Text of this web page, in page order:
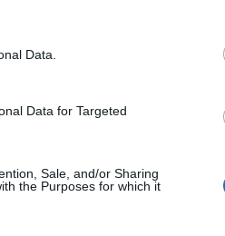
Data.
Data for Targeted
Sale, and/or Sharing
the Purposes for which it
pronađu svoje
se bavi vještičarenjem.
žena tog dana i šta je
je da je
gdje će se